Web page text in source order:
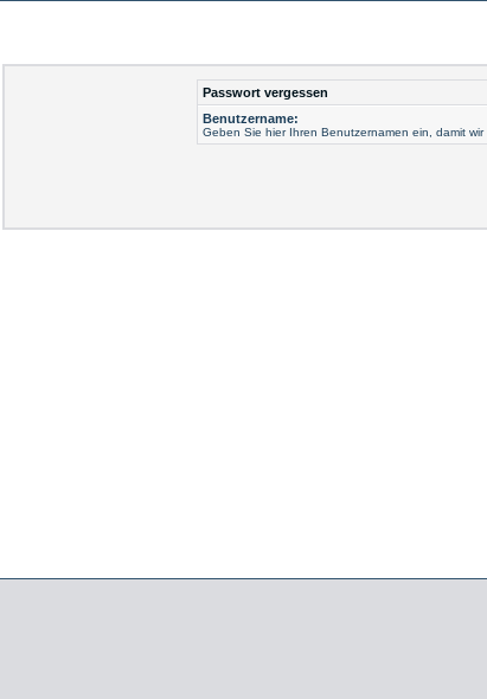
Passwort vergessen
Benutzername:
Geben Sie hier Ihren Benutzernamen ein, damit